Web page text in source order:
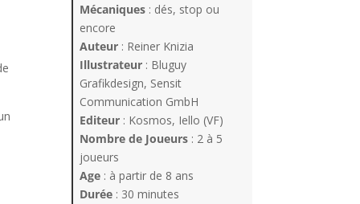
Mécaniques : dés, stop ou
encore
Auteur : Reiner Knizia
Illustrateur : Bluguy
Grafikdesign, Sensit
Communication GmbH
Editeur : Kosmos, Iello (VF)
Nombre de Joueurs : 2 à 5
joueurs
Age : à partir de 8 ans
Durée : 30 minutes